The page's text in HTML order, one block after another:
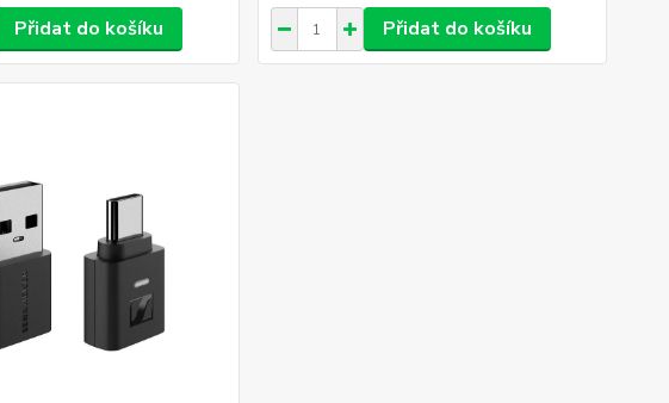
Přidat do košíku Přidat do košíku